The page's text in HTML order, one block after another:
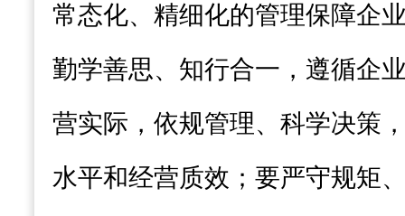
常态化、精细化的管理保障企
勤学善思、知行合一，遵循企
营实际，依规管理、科学决策
水平和经营质效；要严守规矩